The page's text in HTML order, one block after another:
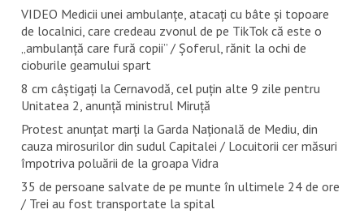
VIDEO Medicii unei ambulanțe, atacați cu bâte și topoare
de localnici, care credeau zvonul de pe TikTok că este o
„ambulanță care fură copii” / Șoferul, rănit la ochi de
cioburile geamului spart
8 cm câștigați la Cernavodă, cel puțin alte 9 zile pentru
Unitatea 2, anunță ministrul Miruță
Protest anunțat marți la Garda Națională de Mediu, din
cauza mirosurilor din sudul Capitalei / Locuitorii cer măsuri
împotriva poluării de la groapa Vidra
35 de persoane salvate de pe munte în ultimele 24 de ore
/ Trei au fost transportate la spital